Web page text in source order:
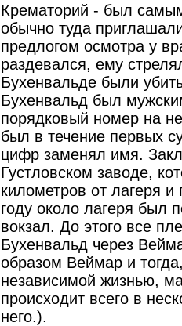
Крематорий - был
обычно туда
предлогом осмотра у
раздевался, ему
Бухенвальде были
Бухенвальд был
порядковый номер на
был в течение первых
цифр заменял имя.
Густловском заводе,
километров от лагеря
году около лагеря был
вокзал. До этого все
Бухенвальд через
образом Веймар и
независимой жизнью,
происходит всего в
него.).